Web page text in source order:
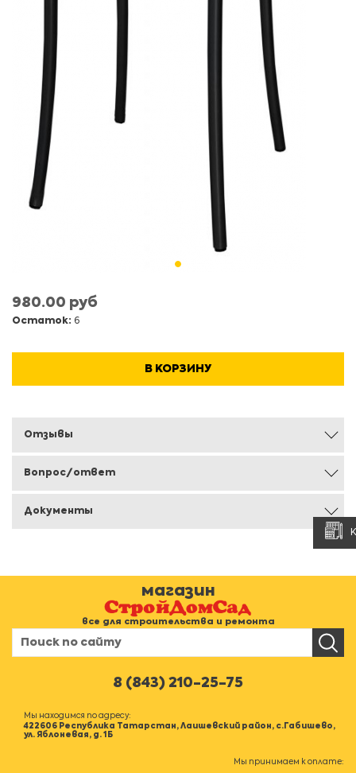
980.00 руб
Остаток: 6
В КОРЗИНУ
Отзывы
Вопрос/ответ
Документы
магазин
все для строительства и ремонта
8 (843) 210-25-75
Мы находимся по адресу:
422606 Республика Татарстан, Лаишевский район, с.Габишево,
ул. Яблоневая, д. 1Б
Мы принимаем к оплате: